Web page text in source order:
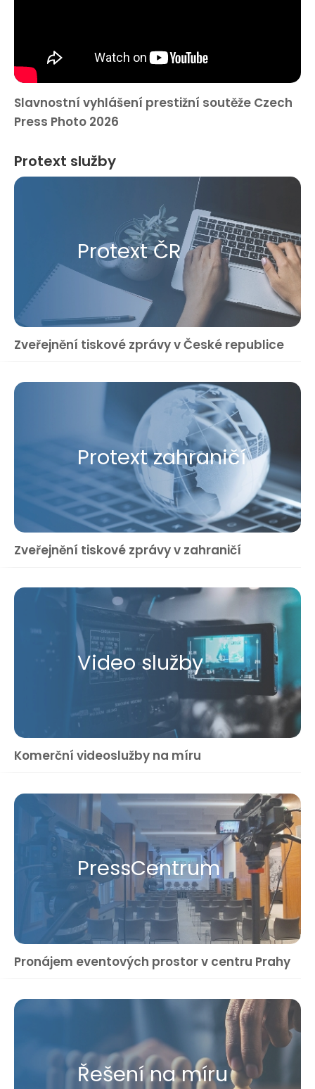
Slavnostní vyhlášení prestižní soutěže Czech
Press Photo 2026
Protext služby
Protext ČR
Zveřejnění tiskové zprávy v České republice
Protext zahraničí
Zveřejnění tiskové zprávy v zahraničí
Video služby
Komerční videoslužby na míru
Press​Centrum
Pronájem eventových prostor v centru Prahy
Řešení na míru